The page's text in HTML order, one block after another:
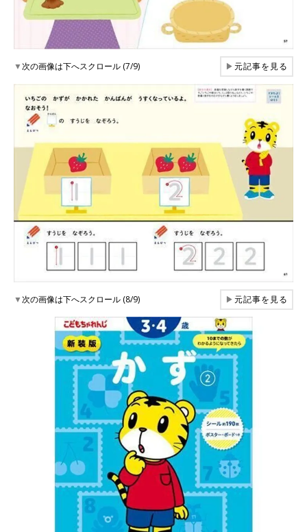
▼次の画像は下へスクロール (7/9) ▶元記事を見る
▼次の画像は下へスクロール (8/9) ▶元記事を見る